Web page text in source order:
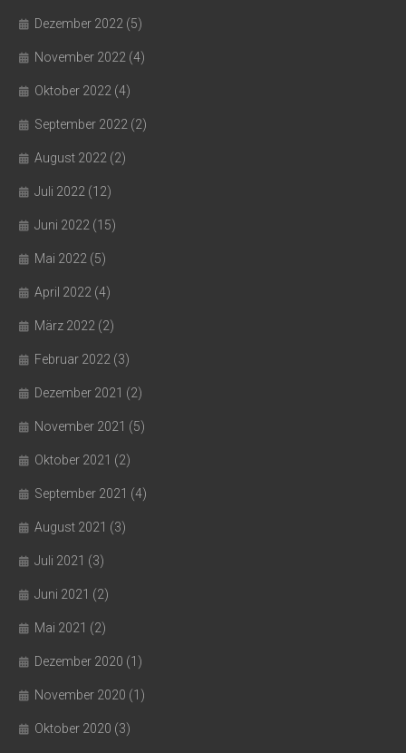
Dezember 2022 (5)
November 2022 (4)
Oktober 2022 (4)
September 2022 (2)
August 2022 (2)
Juli 2022 (12)
Juni 2022 (15)
Mai 2022 (5)
April 2022 (4)
März 2022 (2)
Februar 2022 (3)
Dezember 2021 (2)
November 2021 (5)
Oktober 2021 (2)
September 2021 (4)
August 2021 (3)
Juli 2021 (3)
Juni 2021 (2)
Mai 2021 (2)
Dezember 2020 (1)
November 2020 (1)
Oktober 2020 (3)